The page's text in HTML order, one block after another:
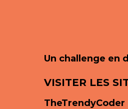
Un challenge en
VISITER LES
TheTrendyCoder